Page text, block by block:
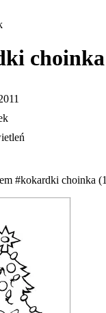
choinka
#kokardki choinka (1